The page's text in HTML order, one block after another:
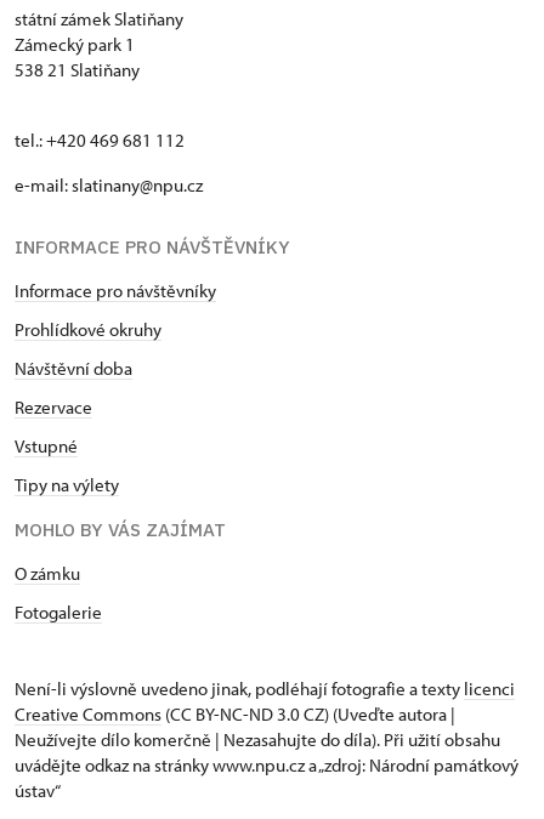
státní zámek Slatiňany
Zámecký park 1
538 21 Slatiňany
tel.: +420 469 681 112
e-mail: slatinany@npu.cz
INFORMACE PRO NÁVŠTĚVNÍKY
Informace pro návštěvníky
Prohlídkové okruhy
Návštěvní doba
Rezervace
Vstupné
Tipy na výlety
MOHLO BY VÁS ZAJÍMAT
O zámku
Fotogalerie
Není-li výslovně uvedeno jinak, podléhají fotografie a texty licenci
Creative Commons (CC BY-NC-ND 3.0 CZ) (Uveďte autora |
Neužívejte dílo komerčně | Nezasahujte do díla). Při užití obsahu
uvádějte odkaz na stránky www.npu.cz a „zdroj: Národní památkový
ústav“